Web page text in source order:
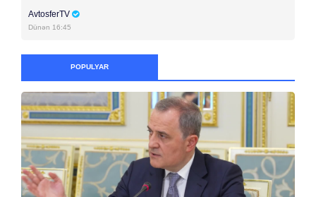
AvtosferTV
Dünən 16:45
POPULYAR